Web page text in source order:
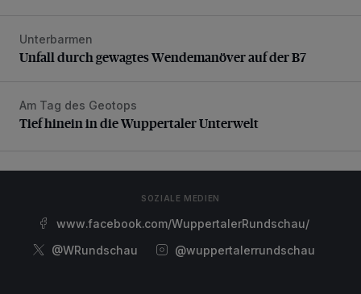
Unfall durch gewagtes Wendemanöver auf der B7
Unterbarmen
Unfall durch gewagtes Wendemanöver auf der B7
Tief hinein in die Wuppertaler Unterwelt
Am Tag des Geotops
Tief hinein in die Wuppertaler Unterwelt
SOZIALE MEDIEN
www.facebook.com/WuppertalerRundschau/
@WRundschau
@wuppertalerrundschau